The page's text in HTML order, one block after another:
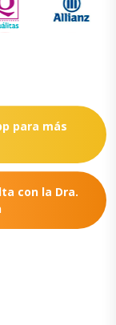
para más
con la Dra.